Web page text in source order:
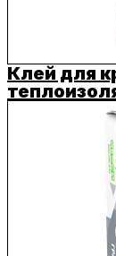
Клей для